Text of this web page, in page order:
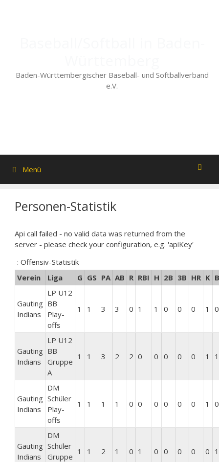
Baden-Württembergischer Baseball- und Softballverband
e.V.
Menü
Personen-Statistik
Api call failed - no valid data was returned from the
server - please check your configuration, e.g. 'apiKey'
: Offensiv-Statistik
Verein
Liga G GS PA AB R RBI H 2B 3B HR K
Gauting
Indians
LP U12
BB
Play-
offs
1 1 3 3 0 1 1 0 0 0 1 0
Gauting
Indians
LP U12
BB
Gruppe
A
1 1 3 2 2 0 0 0 0 0 1 1
Gauting
Indians
DM
Schüler
Play-
offs
1 1 1 1 0 0 0 0 0 0 1 0
Gauting
Indians
DM
Schüler
Gruppe
1 1 2 1 0 1 0 0 0 0 0 1